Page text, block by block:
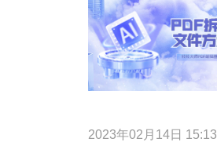
2023年02月14日 15:13